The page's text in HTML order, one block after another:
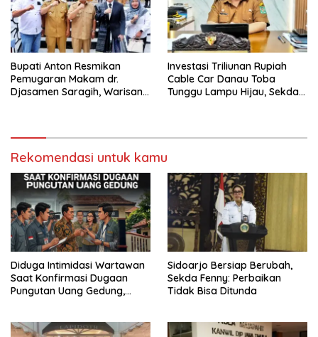
Bupati Anton Resmikan
Pemugaran Makam dr.
Djasamen Saragih, Warisan
Investasi Triliunan Rupiah
Cable Car Danau Toba
Tunggu Lampu Hijau, Sekda
Rekomendasi untuk kamu
Diduga Intimidasi Wartawan
Saat Konfirmasi Dugaan
Pungutan Uang Gedung,
Buka suara
Sidoarjo Bersiap Berubah,
Sekda Fenny: Perbaikan
Tidak Bisa Ditunda